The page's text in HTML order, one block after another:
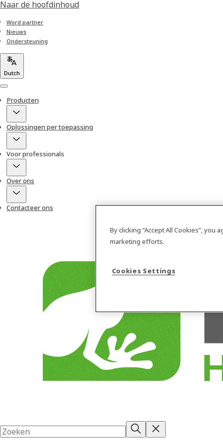
Naar de hoofdinhoud
Word partner
Nieuws
Ondersteuning
Dutch
Menu
Producten
Oplossingen per toepassing
Voor professionals
Over ons
Contacteer ons
By clicking “Accept All Cookies”,
marketing efforts.
Cookies Settings